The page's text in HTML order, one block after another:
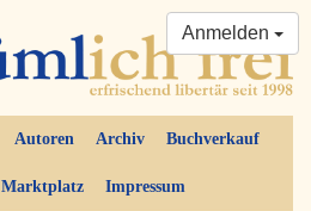
Autoren Archiv Buchverkauf
Marktplatz Impressum
Anmelden